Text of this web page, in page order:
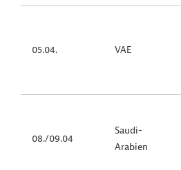
05.04. VAE
08./09.04
Saudi-
Arabien